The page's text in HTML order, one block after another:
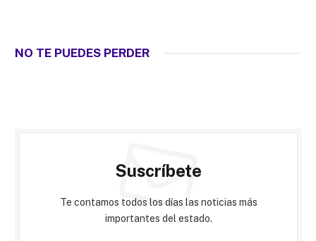
NO TE PUEDES PERDER
Suscríbete
Te contamos todos los días las noticias más
importantes del estado.